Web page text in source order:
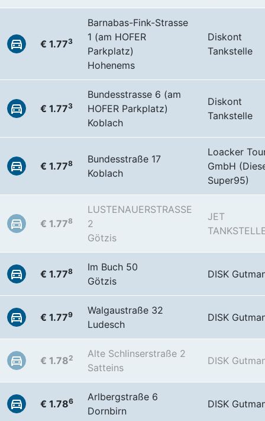
€ 1.773
Barnabas-Fink-Strasse
1 (am HOFER
Parkplatz)
Hohenems
Diskont
Tankstelle
€ 1.773
Bundesstrasse 6 (am
HOFER Parkplatz)
Koblach
Diskont
Tankstelle
€ 1.778
Bundesstraße 17
Koblach
Loacker
GmbH
Super95)
€ 1.778
LUSTENAUERSTRASSE
2
Götzis
JET
€ 1.778
Im Buch 50
Götzis
DISK
€ 1.779
Walgaustraße 32
Ludesch
DISK
€ 1.782
Alte Schlinserstraße 2
Satteins
DISK
€ 1.786
Arlbergstraße 6
Dornbirn
DISK